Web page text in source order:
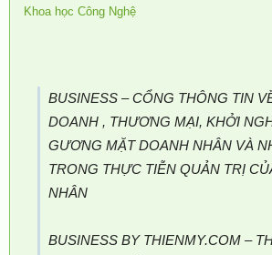
Khoa học Công Nghệ
BUSINESS – CỔNG THÔNG TIN
DOANH , THƯƠNG MẠI, KHỞI
GƯƠNG MẶT DOANH NHÂN VÀ
TRONG THỰC TIỄN QUẢN TRỊ
NHÂN
BUSINESS BY THIENMY.COM –